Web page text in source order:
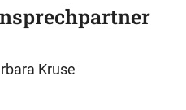
Kruse